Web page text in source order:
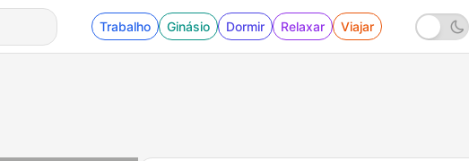
Trabalho Ginásio Dormir Relaxar Viajar